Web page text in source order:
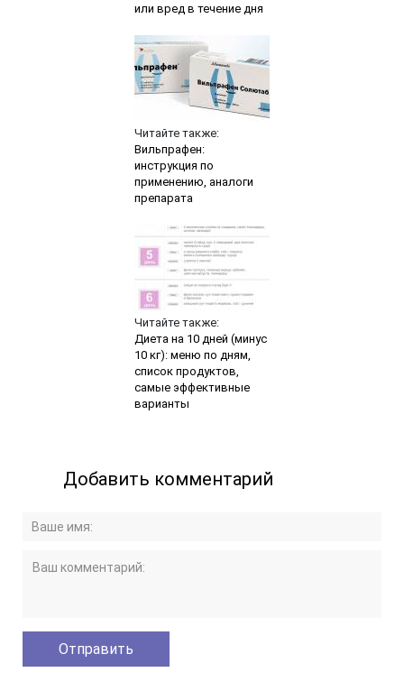
или вред в течение дня
Читайте также:
Вильпрафен:
инструкция по
применению, аналоги
препарата
Читайте также:
Диета на 10 дней (минус
10 кг): меню по дням,
список продуктов,
самые эффективные
варианты
Добавить комментарий